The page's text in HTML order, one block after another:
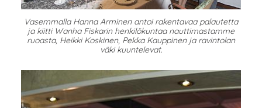
Vasemmalla Hanna Arminen antoi rakentavaa palautetta
ja kiitti Wanha Fiskarin henkilökuntaa nauttimastamme
ruoasta, Heikki Koskinen, Pekka Kauppinen ja ravintolan
väki kuuntelevat.